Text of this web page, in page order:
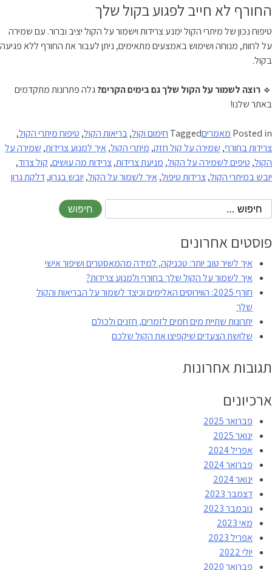
החורף לא חייב לפגוע בקול שלך
טיפוח נכון של מיתרי הקול ימנע צרידות וישמור על הקול יציב וברור. עם שמירה
על לחות, מנוחה ושימוש באמצעים מתאימים, ניתן לעבור את החורף ללא פגיעה
בקול.
🔹 רוצה לשמור על הקול שלך גם בימים הקרים?גלה פתרונות מתקדמים
באתר שלנו!
Posted in מאמריםTagged חימום וקול,בריאות הקול, טיפוח מיתרי הקול,
צרידות בחורף, שמירה על קול חזק, מיתרי הקול, איך למנוע צרידות, שמירה על
הקול, טיפים לשמירה על הקול, מניעת צרידות,צרידות מה עושים, קול צרוד,
יובש במיתרי הקול,צרידות טיפול, איך לשמור על הקול, יובש בגרון,דלקת גרון
פוסטים אחרונים
איך לשיר טוב יותר: טכניקה, למידה מהמאסטרים ושיפור אישי
איך לשמור על הקול שלך בחורף ולמנוע צרידות?
חורף 2025: הווירוסים האלימים וכיצד לשמור על הבריאות והקול
שלך
יתרונות שתיית מים חמים לזמרים, חזנים ולכולם
שלושת הצעדים שיקפיצו את הקול שלכם
תגובות אחרונות
ארכיונים
פברואר 2025
ינואר 2025
אפריל 2024
פברואר 2024
ינואר 2024
דצמבר 2023
נובמבר 2023
מאי 2023
אפריל 2023
יולי 2022
פברואר 2020